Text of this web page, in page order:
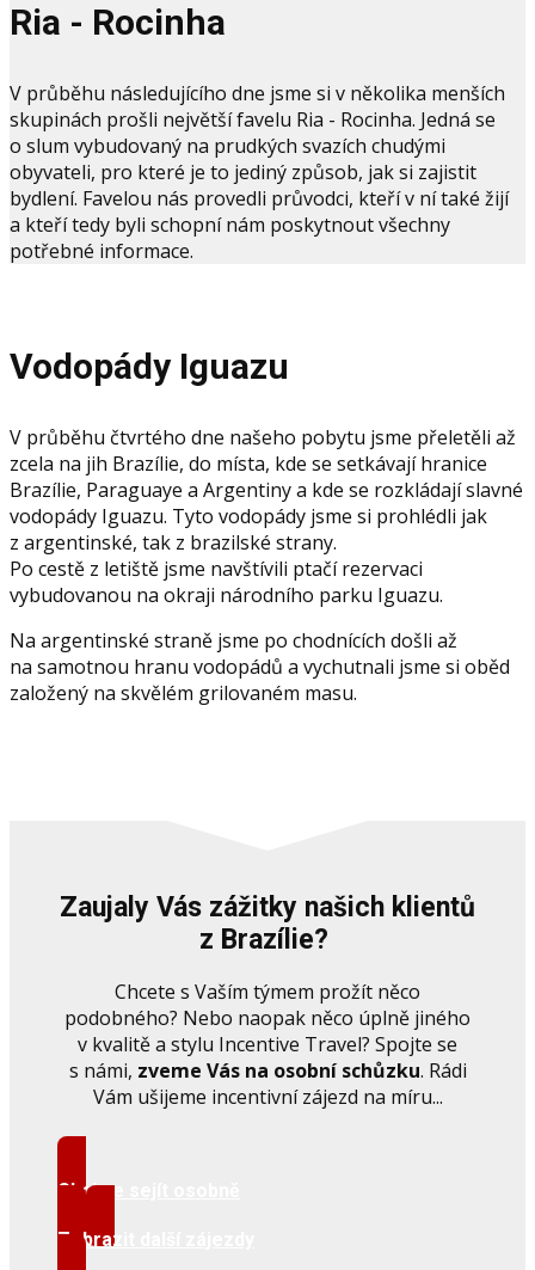
Ria - Rocinha
V průběhu následujícího dne jsme si v několika menších
skupinách prošli největší favelu Ria - Rocinha. Jedná se
o slum vybudovaný na prudkých svazích chudými
obyvateli, pro které je to jediný způsob, jak si zajistit
bydlení. Favelou nás provedli průvodci, kteří v ní také žijí
a kteří tedy byli schopní nám poskytnout všechny
potřebné informace.
Vodopády Iguazu
V průběhu čtvrtého dne našeho pobytu jsme přeletěli až
zcela na jih Brazílie, do místa, kde se setkávají hranice
Brazílie, Paraguaye a Argentiny a kde se rozkládají slavné
vodopády Iguazu. Tyto vodopády jsme si prohlédli jak
z argentinské, tak z brazilské strany.
Po cestě z letiště jsme navštívili ptačí rezervaci
vybudovanou na okraji národního parku Iguazu.
Na argentinské straně jsme po chodnících došli až
na samotnou hranu vodopádů a vychutnali jsme si oběd
založený na skvělém grilovaném masu.
Zaujaly Vás zážitky našich klientů
z Brazílie?
Chcete s Vaším týmem prožít něco
podobného? Nebo naopak něco úplně jiného
v kvalitě a stylu Incentive Travel? Spojte se
s námi, zveme Vás na osobní schůzku. Rádi
Vám ušijeme incentivní zájezd na míru...
Chci se sejít osobně
Zobrazit další zájezdy